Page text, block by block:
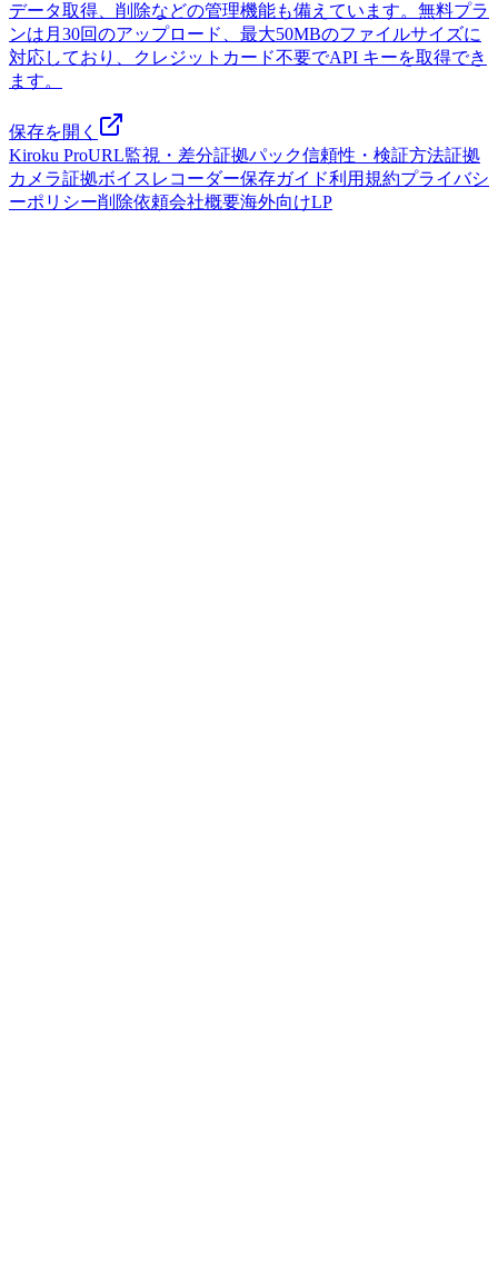
データ取得、削除などの管理機能も備えています。無料プラ
ンは月30回のアップロード、最大50MBのファイルサイズに
対応しており、クレジットカード不要でAPI キーを取得でき
ます。
保存を開く
Kiroku ProURL監視・差分証拠パック信頼性・検証方法証拠
カメラ証拠ボイスレコーダー保存ガイド利用規約プライバシ
ーポリシー削除依頼会社概要海外向けLP